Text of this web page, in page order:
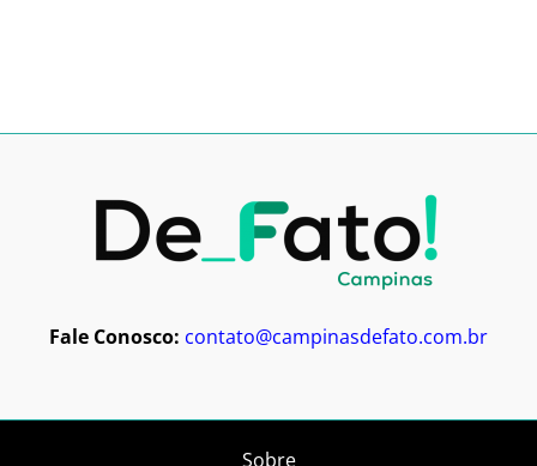
Fale Conosco: contato@campinasdefato.com.br
Sobre